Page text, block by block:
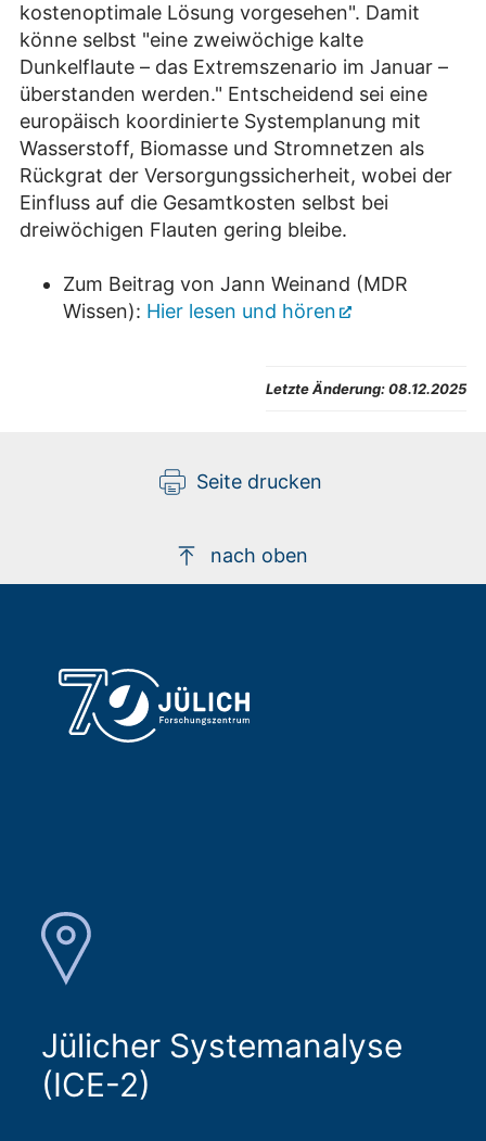
kostenoptimale Lösung vorgesehen". Damit
könne selbst "eine zweiwöchige kalte
Dunkelflaute – das Extremszenario im Januar –
überstanden werden." Entscheidend sei eine
europäisch koordinierte Systemplanung mit
Wasserstoff, Biomasse und Stromnetzen als
Rückgrat der Versorgungssicherheit, wobei der
Einfluss auf die Gesamtkosten selbst bei
dreiwöchigen Flauten gering bleibe.
Zum Beitrag von Jann Weinand (MDR
Wissen): Hier lesen und hören
Letzte Änderung:08.12.2025
Seite drucken
nach oben
Jülicher Systemanalyse
(ICE-2)